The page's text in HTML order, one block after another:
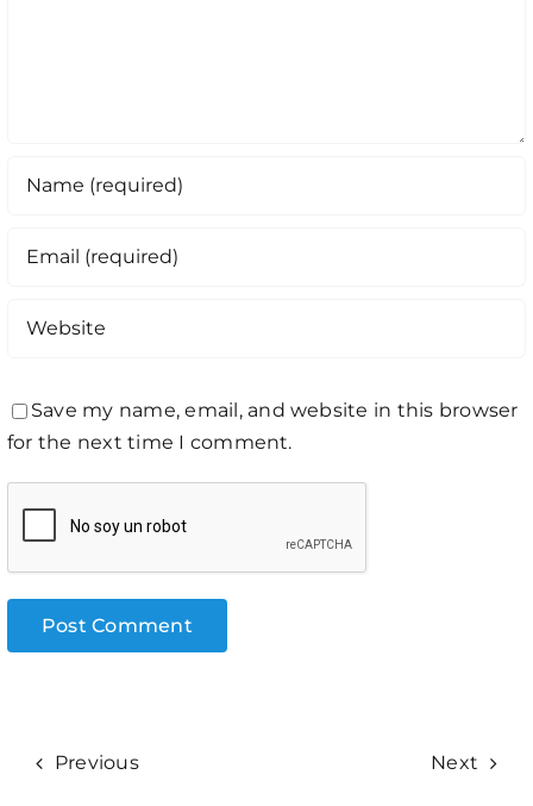
Save my name, email, and website in this browser
for the next time I comment.
Previous Next